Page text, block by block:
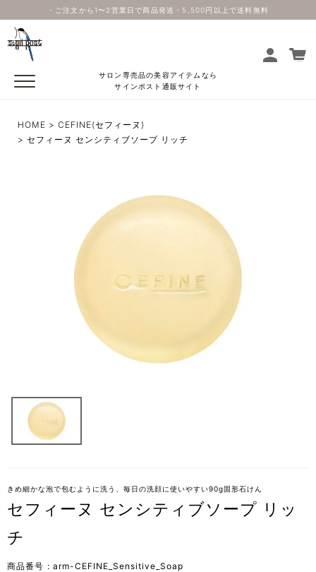
・ご注文から1〜2営業日で商品発送・5,500円以上で送料無料
サロン専売品の美容アイテムなら
サインポスト通販サイト
HOME
CEFINE(セフィーヌ)
セフィーヌ センシティブソープ リッチ
きめ細かな泡で包むように洗う、毎日の洗顔に使いやすい90g固形石けん
セフィーヌ センシティブソープ リッ
チ
商品番号 arm-CEFINE_Sensitive_Soap